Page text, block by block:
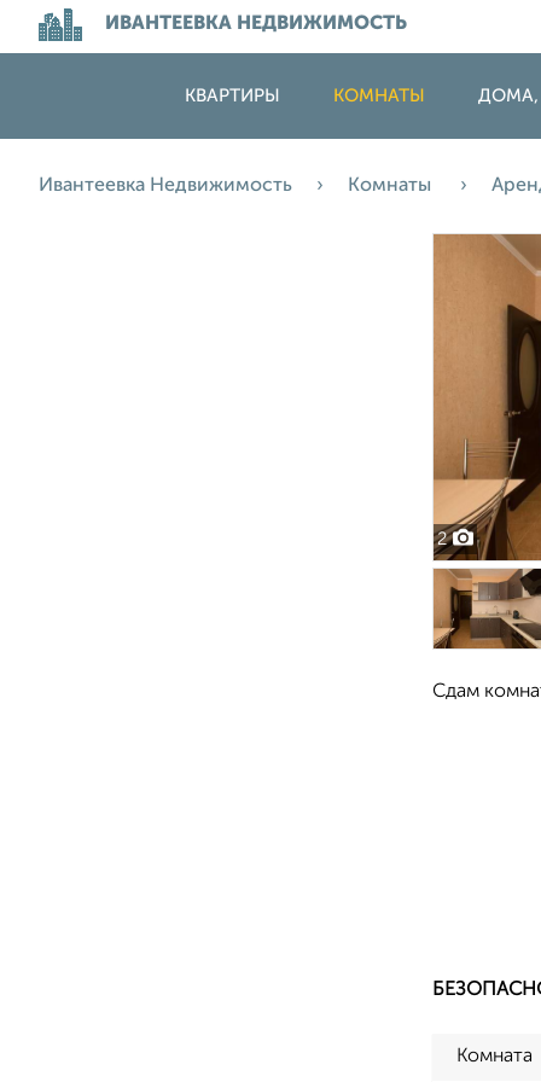
ИВАНТЕЕВКА НЕДВИЖИМОСТЬ
КВАРТИРЫ КОМНАТЫ ДОМА,
Ивантеевка Недвижимость Комнаты
2
Сдам
Комната